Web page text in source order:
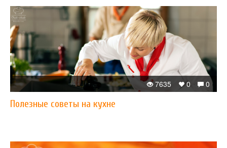
0
0
7635
Полезные советы на кухне